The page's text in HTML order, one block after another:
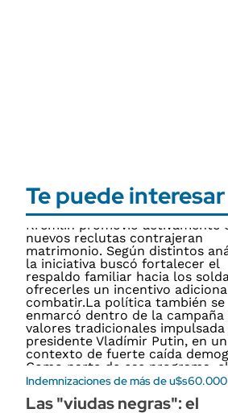
Te puede interesar
Indemnizaciones de más de u$s60.000
Las "viudas negras": el